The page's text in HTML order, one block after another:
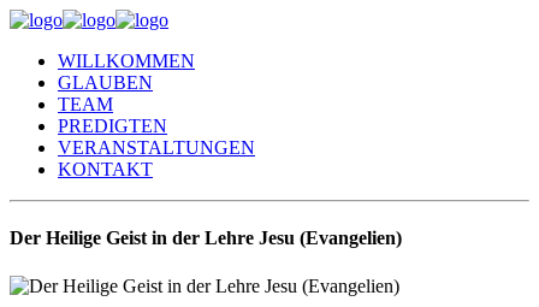
WILLKOMMEN
GLAUBEN
TEAM
PREDIGTEN
VERANSTALTUNGEN
KONTAKT
Der Heilige Geist in der Lehre Jesu (Evangelien)